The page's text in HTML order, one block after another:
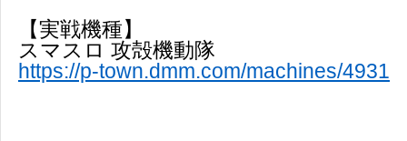
【実戦機種】
スマスロ 攻殻機動隊
https://p-town.dmm.com/machines/4931